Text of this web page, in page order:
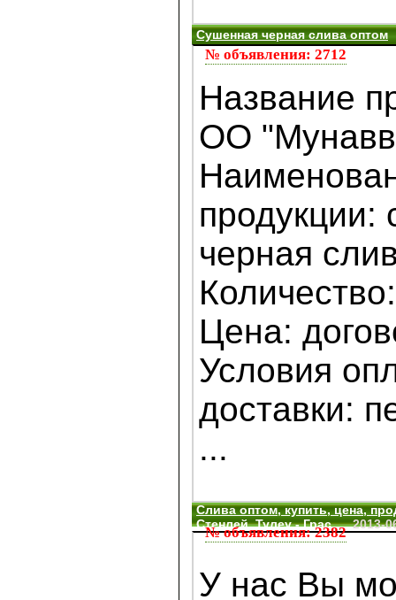
№ объявления: 2712
Сушенная черная слива оптом
Название
ОО
продукции:
черная
Цена:
Условия
доставки:
...
№ объявления: 2382
Слива оптом, купить, цена,
Стенлей, Тулеу - Грас
2013-
У нас Вы